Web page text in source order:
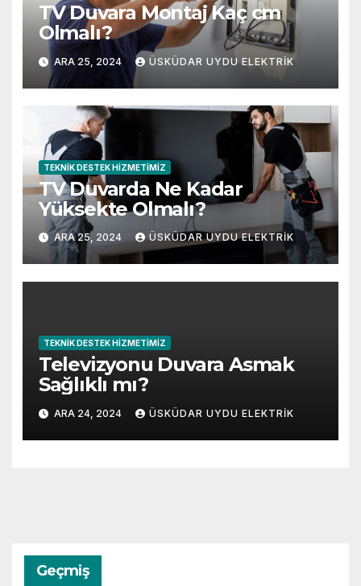
TV Duvara Montaj Kaç cm
Olmalı?
ARA 25, 2024 ÜSKÜDAR UYDU ELEKTRIK
TEKNIK DESTEK HIZMETIMIZ
TV Duvarda Ne Kadar
Yüksekte Olmalı?
ARA 25, 2024 ÜSKÜDAR UYDU ELEKTRIK
TEKNIK DESTEK HIZMETIMIZ
Televizyonu Duvara Asmak
Sağlıklı mı?
ARA 24, 2024 ÜSKÜDAR UYDU ELEKTRIK
Geçmiş